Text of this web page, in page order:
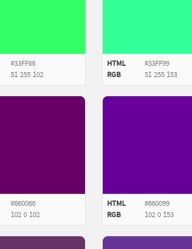
#33FF66
51 255 102
HTML
#33FF99
RGB
51 255 153
#660066
102 0 102
HTML
#660099
RGB
102 0 153